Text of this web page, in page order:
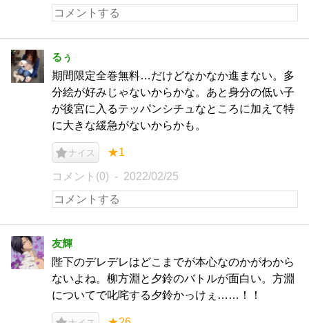
るぅ
期間限定全巻無料…だけどなかなか進まない。多
分絵が好みじゃないからかな。あと身分の低い子
が後宮に入るテッパンシチュなところに加えて特
に大きな緩急がないからかも。
ナイス ★1
コメント(0) 2022/02/25
友輝
陛下のデレデレはどこまでが本心なのかがわから
ないよね。柳方淵と夕鈴のバトルが面白い。方淵
についてで叱咤する夕鈴かっけぇ……！！